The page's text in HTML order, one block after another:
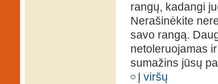
rangų, kadangi
Nerašinėkite
savo rangą.
netoleruojamas
sumažins jūsų
Į viršų